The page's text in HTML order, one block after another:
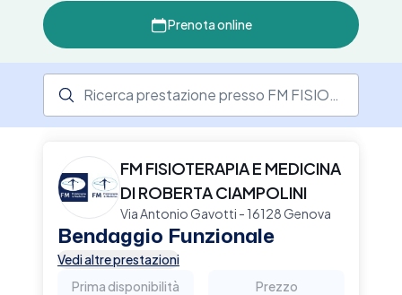
Attivo dal 2001, il centro offre un'ampia gamma
di servizi tra cui fisioterapia, idrokinesiterapia, e
trattamenti osteopatici. Tra le specializzazioni
offerte vi sono ortopedia, dermatologia,
medicina legale, podologia, nutrizione e
ostetricia. La struttura si avvale di professionisti
attrezzature per garantire i più alti standard
terapeutici. Se desideri prenotare una visita,
scegli Elty per una prenotazione sicura e
veloce.
Prenota online
FM FISIOTERAPIA E MEDICINA
DI ROBERTA CIAMPOLINI
Via Antonio Gavotti - 16128 Genova
Bendaggio Funzionale
Vedi altre prestazioni
Prima disponibilità
Prezzo